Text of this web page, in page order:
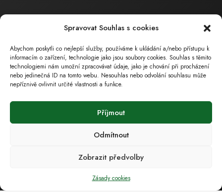
Spravovat Souhlas s cookies
Abychom poskytli co nejlepší služby, používáme k ukládání a/nebo přístupu k
informacím o zařízení, technologie jako jsou soubory cookies. Souhlas s těmito
technologiemi nám umožní zpracovávat údaje, jako je chování při procházení
nebo jedinečná ID na tomto webu. Nesouhlas nebo odvolání souhlasu může
nepříznivě ovlivnit určité vlastnosti a funkce.
Příjmout
Odmítnout
Zobrazit předvolby
Zásady cookies
Ekonomická a právní činnost
Ing. Bartáková Hana
Majitel / Jednatel společnosti
tel.: 602 550 739
tel.: 518 324 105
e-mail :bartakova.hana@ecoservice.cz
Obchodní a technická
tel.: 602 559 394
bartak.milan@ecoservice.cz